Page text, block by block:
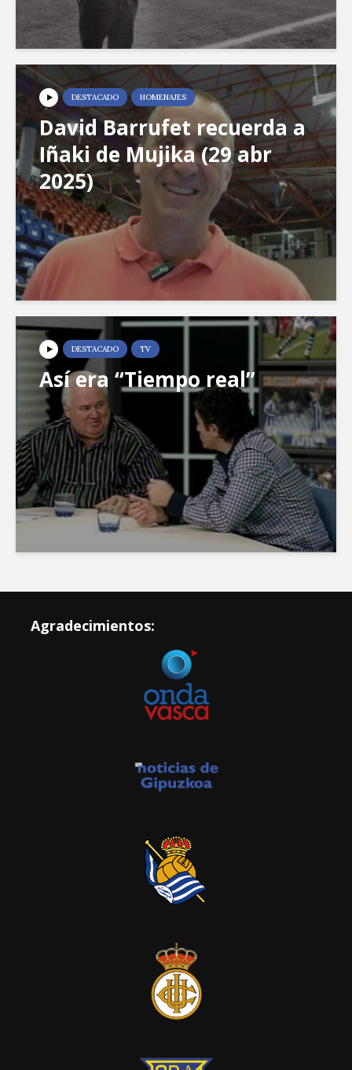
DESTACADO HOMENAJES
David Barrufet recuerda a
Iñaki de Mujika (29 abr
2025)
DESTACADO TV
Así era “Tiempo real”
Agradecimientos: